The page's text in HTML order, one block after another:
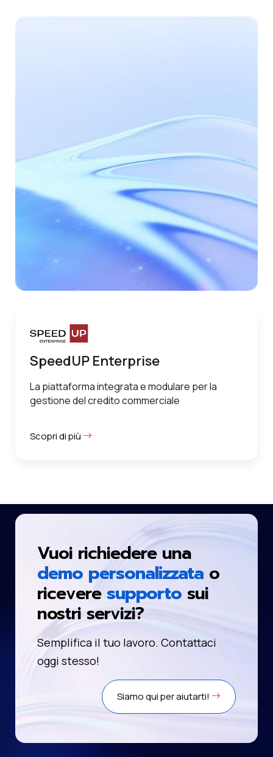
SpeedUP Enterprise
La piattaforma integrata e modulare per la
gestione del credito commerciale
Scopri di più
Vuoi richiedere una
demo personalizzata o
ricevere supporto sui
nostri servizi?
Semplifica il tuo lavoro. Contattaci
oggi stesso!
Siamo qui per aiutarti!